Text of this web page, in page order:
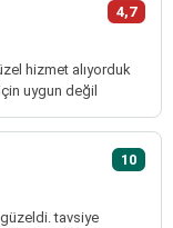
4,7
hizmet alıyorduk
uygun değil
10
tavsiye